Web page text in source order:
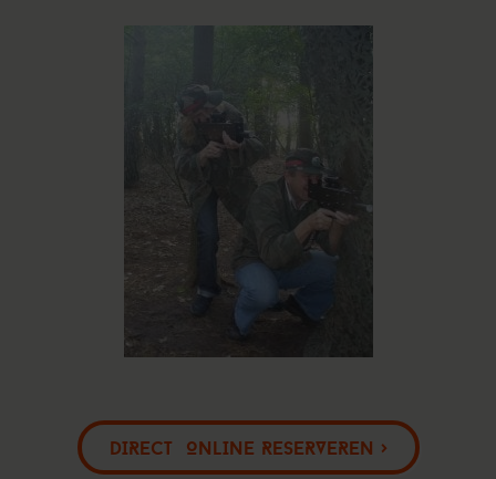
DIRECT ONLINE RESERVEREN >